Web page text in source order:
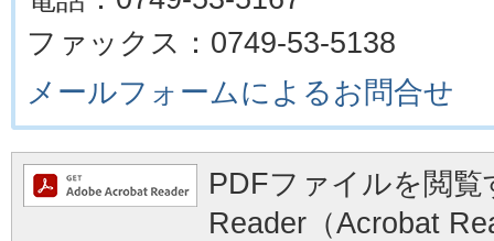
ファックス：0749-53-5138
メールフォームによるお問合せ
PDFファイルを閲
Reader（Acrobat